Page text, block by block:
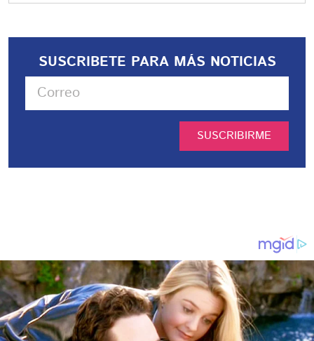
SUSCRIBETE PARA MÁS NOTICIAS
SUSCRIBIRME